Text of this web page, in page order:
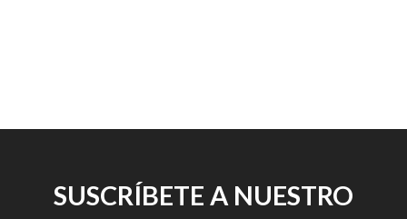
SUSCRÍBETE A NUESTRO